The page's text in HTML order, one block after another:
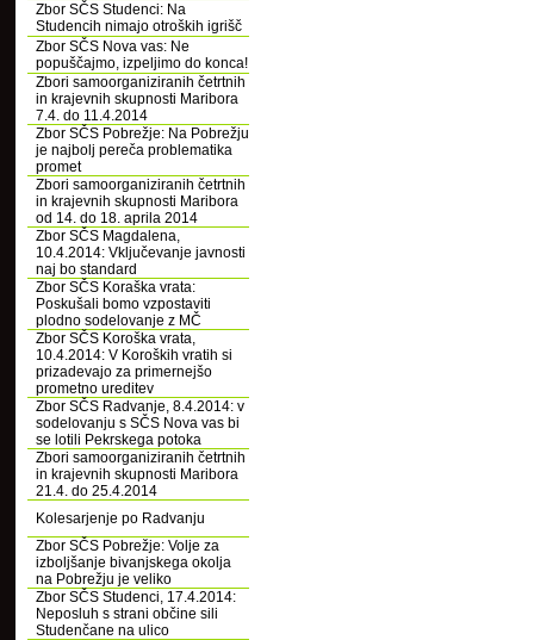
Zbor SČS Studenci: Na
Studencih nimajo otroških igrišč
Zbor SČS Nova vas: Ne
popuščajmo, izpeljimo do konca!
Zbori samoorganiziranih četrtnih
in krajevnih skupnosti Maribora
7.4. do 11.4.2014
Zbor SČS Pobrežje: Na Pobrežju
je najbolj pereča problematika
promet
Zbori samoorganiziranih četrtnih
in krajevnih skupnosti Maribora
od 14. do 18. aprila 2014
Zbor SČS Magdalena,
10.4.2014: Vključevanje javnosti
naj bo standard
Zbor SČS Koraška vrata:
Poskušali bomo vzpostaviti
plodno sodelovanje z MČ
Zbor SČS Koroška vrata,
10.4.2014: V Koroških vratih si
prizadevajo za primernejšo
prometno ureditev
Zbor SČS Radvanje, 8.4.2014: v
sodelovanju s SČS Nova vas bi
se lotili Pekrskega potoka
Zbori samoorganiziranih četrtnih
in krajevnih skupnosti Maribora
21.4. do 25.4.2014
Kolesarjenje po Radvanju
Zbor SČS Pobrežje: Volje za
izboljšanje bivanjskega okolja
na Pobrežju je veliko
Zbor SČS Studenci, 17.4.2014:
Neposluh s strani občine sili
Studenčane na ulico